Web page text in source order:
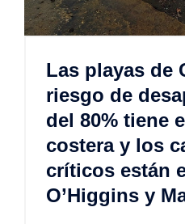
Las playas de
riesgo de
del 80% tiene
costera y los
críticos están
O’Higgins y